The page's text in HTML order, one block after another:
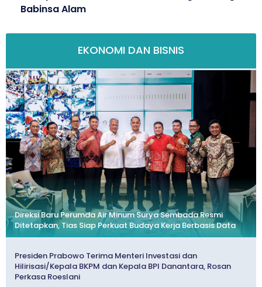
Babinsa Alam
EKONOMI DAN BISNIS
Direksi Baru Perumda Air Minum Surya Sembada Resmi
Ditetapkan, Tias Siap Perkuat Budaya Kerja Berbasis Data
Presiden Prabowo Terima Menteri Investasi dan
Hilirisasi/Kepala BKPM dan Kepala BPI Danantara, Rosan
Perkasa Roeslani